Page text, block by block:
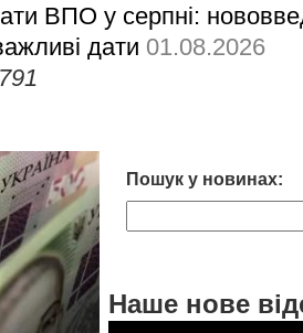
ВПО у серпні:
дати 01.08.2026
791
Пошук у новинах:
Наше нове